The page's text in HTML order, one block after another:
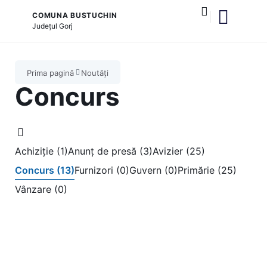
COMUNA BUSTUCHIN
JudețulGorj
Prima pagină Noutăți
Concurs
Achiziție (1)Anunț de presă (3)Avizier (25)
Concurs (13)Furnizori (0)Guvern (0)Primărie (25)
Vânzare (0)